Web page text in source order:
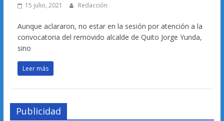
15 julio, 2021 Redacción
Aunque aclararon, no estar en la sesión por atención a la
convocatoria del removido alcalde de Quito Jorge Yunda,
sino
Leer más
Publicidad